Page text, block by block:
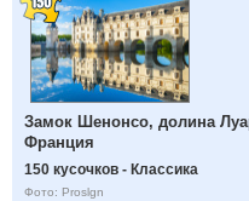
Замок Шенонсо, долина
Франция
150 кусочков - Классика
Фото: Proslgn